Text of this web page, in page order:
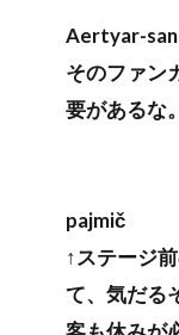
Aertyar-
そのファン
要があるな。
pajmič
↑ステージ
て、気だる